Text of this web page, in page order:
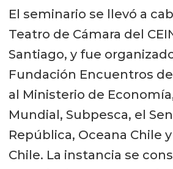
El seminario se llevó a
Teatro de Cámara del
Santiago, y fue
Fundación Encuentros
al Ministerio de
Mundial, Subpesca, el
República, Oceana Chile
Chile. La instancia se